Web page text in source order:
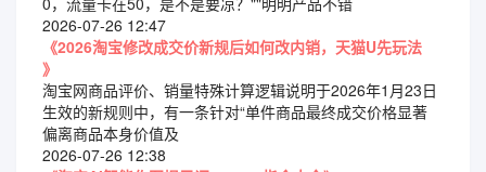
2026-07-26 12:47
《2026淘宝修改成交价新规后如何改内销，天猫U先玩法
》
淘宝网商品评价、销量特殊计算逻辑说明于2026年1月23日
生效的新规则中，有一条针对“单件商品最终成交价格显著
偏离商品本身价值及
2026-07-26 12:38